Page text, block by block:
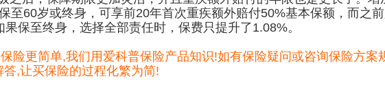
至60岁或终身，可享前20年首次重疾额外赔付50%基本保额，而之
保至终身，选择全部责任时，保费只提升了1.08%。
险更简单,我们用爱科普保险产品知识!如有保险疑问或咨询保险方案
,让买保险的过程化繁为简!